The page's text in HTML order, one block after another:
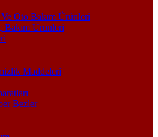
Oto Bakım Ürünleri
Bakım Ürünleri
Maddeleri
Bezler